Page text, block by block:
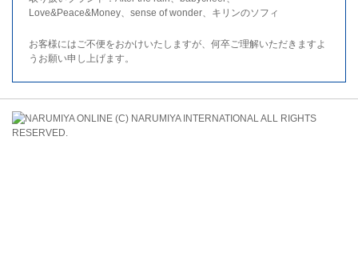
Love&Peace&Money、sense of wonder、キリンのソフィ
お客様にはご不便をおかけいたしますが、何卒ご理解いただきますよ
うお願い申し上げます。